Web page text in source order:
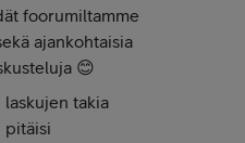
foorumiltamme
ajankohtaisia
😊
laskujen takia
pitäisi